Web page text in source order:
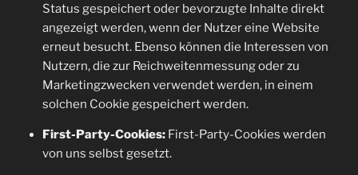
Status gespeichert oder bevorzugte Inhalte direkt
angezeigt werden, wenn der Nutzer eine Website
erneut besucht. Ebenso können die Interessen von
Nutzern, die zur Reichweitenmessung oder zu
Marketingzwecken verwendet werden, in einem
solchen Cookie gespeichert werden.
First-Party-Cookies:First-Party-Cookies werden
von uns selbst gesetzt.